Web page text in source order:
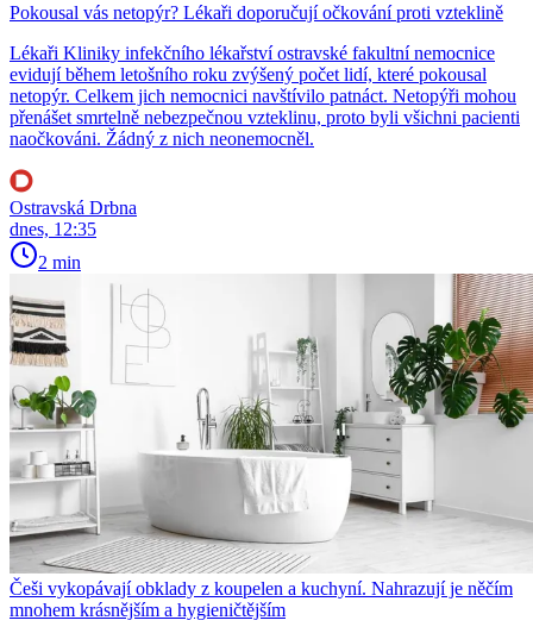
Pokousal vás netopýr? Lékaři doporučují očkování proti vzteklině
Lékaři Kliniky infekčního lékařství ostravské fakultní nemocnice
evidují během letošního roku zvýšený počet lidí, které pokousal
netopýr. Celkem jich nemocnici navštívilo patnáct. Netopýři mohou
přenášet smrtelně nebezpečnou vzteklinu, proto byli všichni pacienti
naočkováni. Žádný z nich neonemocněl.
Ostravská Drbna
dnes, 12:35
2 min
Češi vykopávají obklady z koupelen a kuchyní. Nahrazují je něčím
mnohem krásnějším a hygieničtějším